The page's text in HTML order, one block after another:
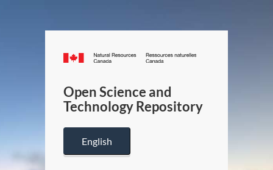
Canada.ca
/
Canada
Open Science and
Technology Repository
English